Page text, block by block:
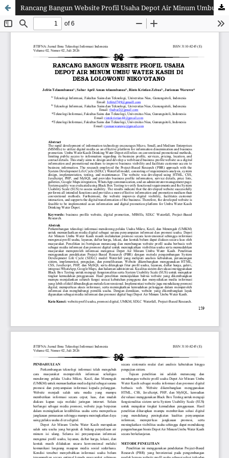
Rancang Bangun Website Profil Usaha Depot Air Minum Umbu Water Kasih Di Desa Lolowonu Niko’otano